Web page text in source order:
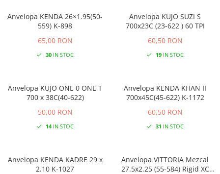
Anvelopa KENDA 26×1.95(50-
559) K-898
65,00 RON
30IN STOC
Anvelopa KUJO SUZI S
700x23C (23-622 ) 60 TPI
60,50 RON
19IN STOC
Anvelopa KUJO ONE 0 ONE T
700 x 38C(40-622)
50,00 RON
14IN STOC
Anvelopa KENDA KHAN II
700x45C(45-622) K-1172
60,50 RON
31 IN STOC
Anvelopa KENDA KADRE 29 x
2.10 K-1027
Anvelopa VITTORIA Mezcal
27.5x2.25 (55-584) Rigid XC